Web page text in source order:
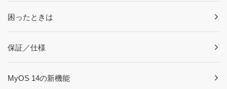
困ったときは
保証／仕様
MyOS 14の新機能